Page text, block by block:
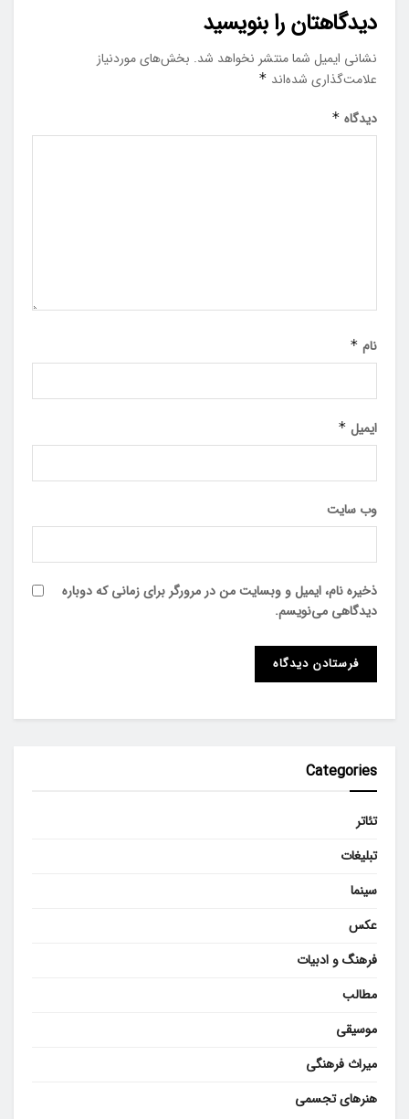
دیدگاهتان را بنویسید
نشانی ایمیل شما منتشر نخواهد شد. بخش‌های موردنیاز
علامت‌گذاری شده‌اند *
دیدگاه *
نام *
ایمیل *
وب‌ سایت
ذخیره نام، ایمیل و وبسایت من در مرورگر برای زمانی که دوباره
دیدگاهی می‌نویسم.
Categories
تئاتر
تبلیغات
سینما
عکس
فرهنگ و ادبیات
مطالب
موسیقی
میراث فرهنگی
هنرهای تجسمی